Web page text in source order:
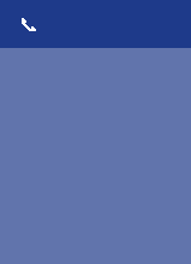
📞